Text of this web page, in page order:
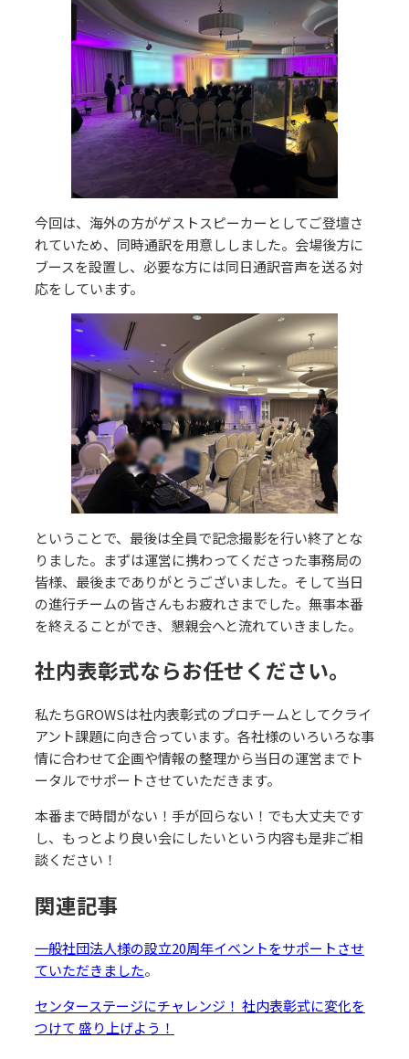
今回は、海外の方がゲストスピーカーとしてご登壇さ
れていため、同時通訳を用意ししました。会場後方に
ブースを設置し、必要な方には同日通訳音声を送る対
応をしています。
ということで、最後は全員で記念撮影を行い終了とな
りました。まずは運営に携わってくださった事務局の
皆様、最後までありがとうございました。そして当日
の進行チームの皆さんもお疲れさまでした。無事本番
を終えることができ、懇親会へと流れていきました。
社内表彰式ならお任せください。
私たちGROWSは社内表彰式のプロチームとしてクライ
アント課題に向き合っています。各社様のいろいろな事
情に合わせて企画や情報の整理から当日の運営までト
ータルでサポートさせていただきます。
本番まで時間がない！手が回らない！でも大丈夫です
し、もっとより良い会にしたいという内容も是非ご相
談ください！
関連記事
一般社団法人様の設立20周年イベントをサポートさせ
ていただきました。
センターステージにチャレンジ！ 社内表彰式に変化を
つけて 盛り上げよう！